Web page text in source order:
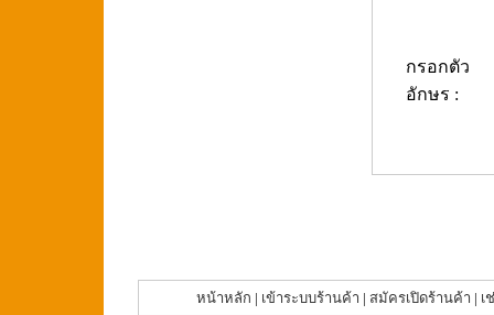
กรอกตัว
อักษร :
หน้าหลัก | เข้าระบบร้านค้า | สมัครเปิดร้านค้า | เ